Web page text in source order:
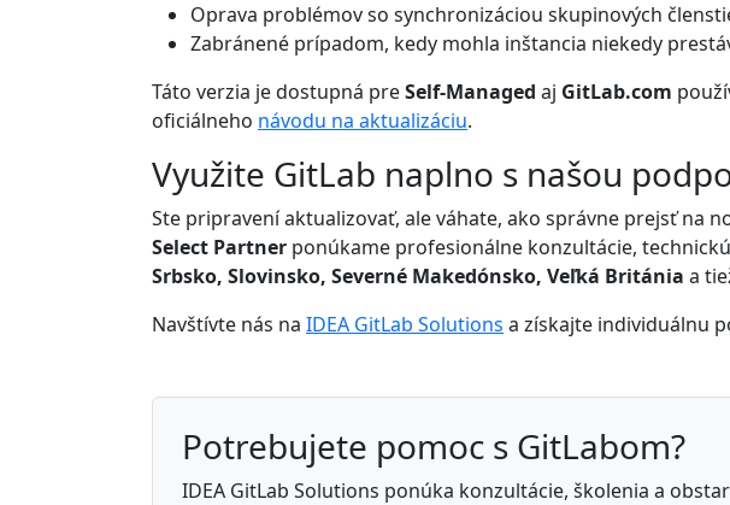
Oprava problémov so synchronizáciou skupinových
Zabránené prípadom, kedy mohla inštancia niekedy
Táto verzia je dostupná preSelf-Managed aj GitLab.com
oficiálneho návodu na aktualizáciu.
Využite GitLab naplno s našou
Ste pripravení aktualizovať, ale váhate, ako správne prejsť na
Select Partner ponúkame profesionálne konzultácie,
Srbsko, Slovinsko, Severné Makedónsko, Veľká Británia a
Navštívte nás na IDEA GitLab Solutions a získajte individuálnu
Potrebujete pomoc s GitLabom?
IDEA GitLab Solutions ponúka konzultácie, školenia a